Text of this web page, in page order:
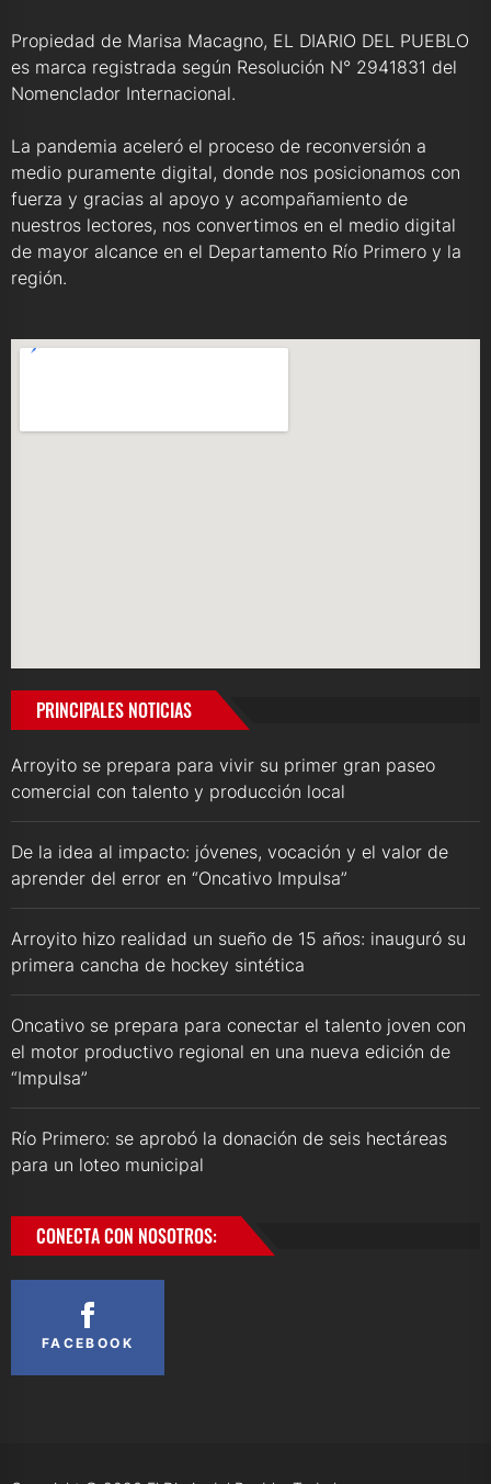
Propiedad de Marisa Macagno, EL DIARIO DEL PUEBLO
es marca registrada según Resolución N° 2941831 del
Nomenclador Internacional.
La pandemia aceleró el proceso de reconversión a
medio puramente digital, donde nos posicionamos con
fuerza y gracias al apoyo y acompañamiento de
nuestros lectores, nos convertimos en el medio digital
de mayor alcance en el Departamento Río Primero y la
región.
PRINCIPALES NOTICIAS
Arroyito se prepara para vivir su primer gran paseo
comercial con talento y producción local
De la idea al impacto: jóvenes, vocación y el valor de
aprender del error en “Oncativo Impulsa”
Arroyito hizo realidad un sueño de 15 años: inauguró su
primera cancha de hockey sintética
Oncativo se prepara para conectar el talento joven con
el motor productivo regional en una nueva edición de
“Impulsa”
Río Primero: se aprobó la donación de seis hectáreas
para un loteo municipal
CONECTA CON NOSOTROS:
FACEBOOK